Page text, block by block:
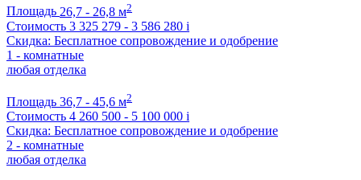
Площадь 26,7 - 26,8 м2
Стоимость 3 325 279 - 3 586 280 i
Скидка: Бесплатное сопровождение и одобрение
1 - комнатные
любая отделка
Площадь 36,7 - 45,6 м2
Стоимость 4 260 500 - 5 100 000 i
Скидка: Бесплатное сопровождение и одобрение
2 - комнатные
любая отделка